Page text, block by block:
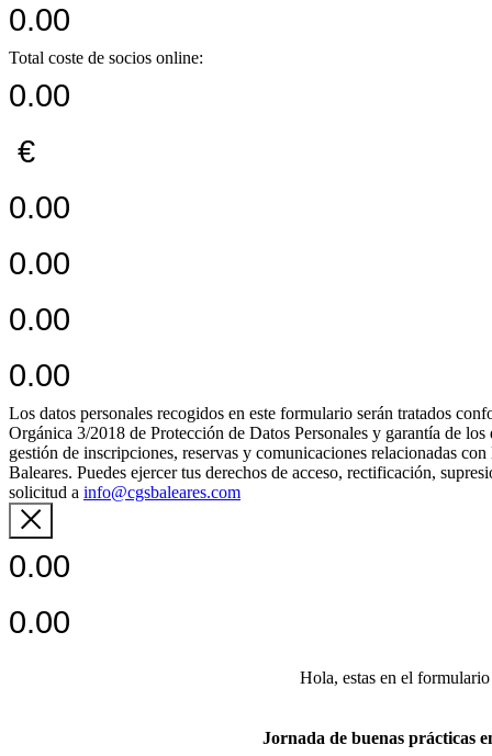
0.00
Total coste de socios online:
0.00
€
0.00
0.00
0.00
0.00
Los datos personales recogidos en este formulario serán tratados
Orgánica 3/2018 de Protección de Datos Personales y garantía de
gestión de inscripciones, reservas y comunicaciones relacionadas
Baleares. Puedes ejercer tus derechos de acceso, rectificación,
solicitud a info@cgsbaleares.com
0.00
0.00
Hola, estas en el
Jornada de buenas prácticas